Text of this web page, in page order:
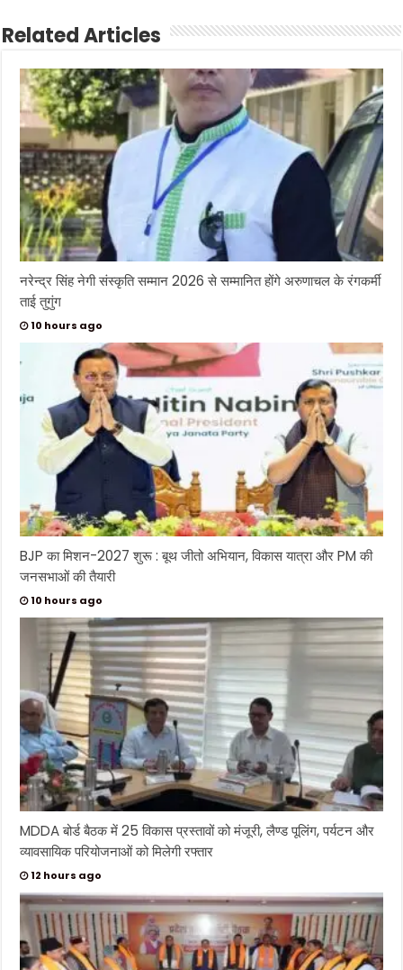
Related Articles
नरेन्द्र सिंह नेगी संस्कृति सम्मान 2026 से सम्मानित होंगे अरुणाचल के रंगकर्मी
ताई तुगुंग
10 hours ago
BJP का मिशन-2027 शुरू : बूथ जीतो अभियान, विकास यात्रा और PM की
जनसभाओं की तैयारी
10 hours ago
MDDA बोर्ड बैठक में 25 विकास प्रस्तावों को मंजूरी, लैण्ड पूलिंग, पर्यटन और
व्यावसायिक परियोजनाओं को मिलेगी रफ्तार
12 hours ago